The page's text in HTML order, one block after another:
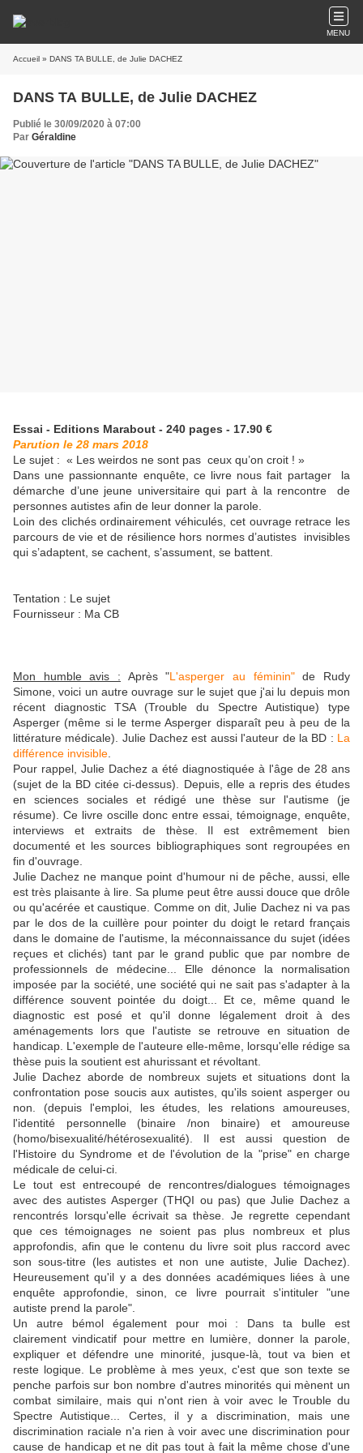
MENU
Accueil » DANS TA BULLE, de Julie DACHEZ
DANS TA BULLE, de Julie DACHEZ
Publié le 30/09/2020 à 07:00
Par Géraldine
Essai - Editions Marabout - 240 pages - 17.90 €
Parution le 28 mars 2018
Le sujet : « Les weirdos ne sont pas ceux qu’on croit ! »
Dans une passionnante enquête, ce livre nous fait partager la
démarche d’une jeune universitaire qui part à la rencontre de
personnes autistes afin de leur donner la parole.
Loin des clichés ordinairement véhiculés, cet ouvrage retrace les
parcours de vie et de résilience hors normes d’autistes invisibles
qui s’adaptent, se cachent, s’assument, se battent.
Tentation : Le sujet
Fournisseur : Ma CB
Mon humble avis : Après "L'asperger au féminin"de Rudy
Simone, voici un autre ouvrage sur le sujet que j'ai lu depuis mon
récent diagnostic TSA (Trouble du Spectre Autistique) type
Asperger (même si le terme Asperger disparaît peu à peu de la
littérature médicale). Julie Dachez est aussi l'auteur de la BD : La
différence invisible
Pour rappel, Julie Dachez a été diagnostiquée à l'âge de 28 ans
(sujet de la BD citée ci-dessus). Depuis, elle a repris des études
en sciences sociales et rédigé une thèse sur l'autisme (je
résume). Ce livre oscille donc entre essai, témoignage, enquête,
interviews et extraits de thèse. Il est extrêmement bien
documenté et les sources bibliographiques sont regroupées en
fin d'ouvrage.
Julie Dachez ne manque point d'humour ni de pêche, aussi, elle
est très plaisante à lire. Sa plume peut être aussi douce que drôle
ou qu'acérée et caustique. Comme on dit, Julie Dachez ni va pas
par le dos de la cuillère pour pointer du doigt le retard français
dans le domaine de l'autisme, la méconnaissance du sujet (idées
reçues et clichés) tant par le grand public que par nombre de
professionnels de médecine... Elle dénonce la normalisation
imposée par la société, une société qui ne sait pas s'adapter à la
différence souvent pointée du doigt... Et ce, même quand le
diagnostic est posé et qu'il donne légalement droit à des
aménagements lors que l'autiste se retrouve en situation de
handicap. L'exemple de l'auteure elle-même, lorsqu'elle rédige sa
thèse puis la soutient est ahurissant et révoltant.
Julie Dachez aborde de nombreux sujets et situations dont la
confrontation pose soucis aux autistes, qu'ils soient asperger ou
non. (depuis l'emploi, les études, les relations amoureuses,
l'identité personnelle (binaire /non binaire) et amoureuse
(homo/bisexualité/hétérosexualité). Il est aussi question de
l'Histoire du Syndrome et de l'évolution de la "prise" en charge
médicale de celui-ci.
Le tout est entrecoupé de rencontres/dialogues témoignages
avec des autistes Asperger (THQI ou pas) que Julie Dachez a
rencontrés lorsqu'elle écrivait sa thèse. Je regrette cependant
que ces témoignages ne soient pas plus nombreux et plus
approfondis, afin que le contenu du livre soit plus raccord avec
son sous-titre (les autistes et non une autiste, Julie Dachez).
Heureusement qu'il y a des données académiques liées à une
enquête approfondie, sinon, ce livre pourrait s'intituler "une
autiste prend la parole".
Un autre bémol également pour moi : Dans ta bulle est
clairement vindicatif pour mettre en lumière, donner la parole,
expliquer et défendre une minorité, jusque-là, tout va bien et
reste logique. Le problème à mes yeux, c'est que son texte se
penche parfois sur bon nombre d'autres minorités qui mènent un
combat similaire, mais qui n'ont rien à voir avec le Trouble du
Spectre Autistique... Certes, il y a discrimination, mais une
discrimination raciale n'a rien à voir avec une discrimination pour
cause de handicap et ne dit pas tout à fait la même chose d'une